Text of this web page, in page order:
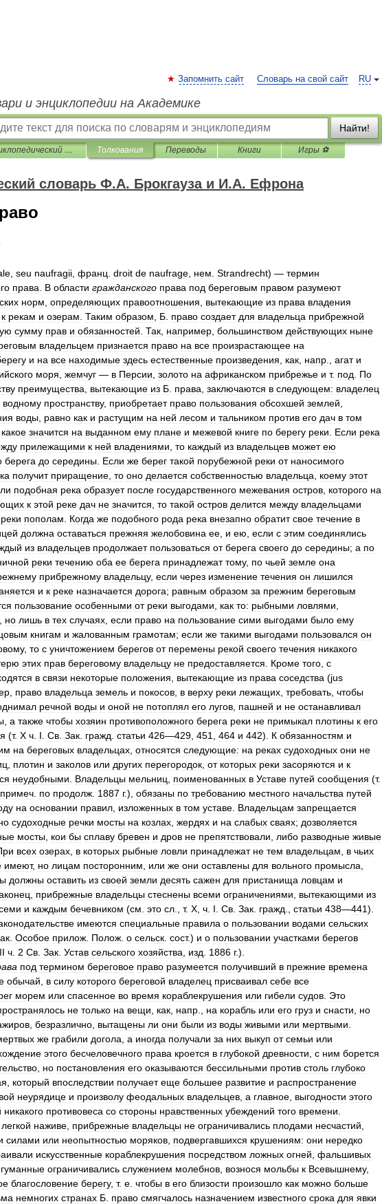
RU
Запомнить сайт Словарь на свой сайт
и энциклопедии на Академике
Найти!
Энциклопедический словарь Ф.А. Брокгауза и И.А. Ефрона Толкования Переводы Книги Игры ⚽
словарь Ф.А. Брокгауза и И.А. Ефрона
seu naufragii франц droit de naufrage нем Strandrecht) — термин
права В области гражданского права под береговым правом разумеют
норм определяющих правоотношения вытекающие из права владения
к рекам и озерам Таким образом Б право создает для владельца прибрежной
сумму прав и обязанностей Так например большинством действующих ныне
владельцем признается право на все произрастающее на
и на все находимые здесь естественные произведения как напр агат и
моря жемчуг — в Персии золото на африканском прибрежье и т. под
По
преимущества вытекающие из Б права заключаются в следующем: владелец
водному пространству, приобретает право пользования обсохшей землей
воды равно как и растущим на ней лесом и тальником против его дач в том
какое значится на выданном ему плане и межевой книге по берегу реки Если река
прилежащими к ней владениями то каждый из владельцев может ею
берега до середины Если же берег такой порубежной реки от наносимого
получит приращение то оно делается собственностью владельца коему этот
подобная река образует после государственного межевания остров которого на
к этой реке дач не значится то такой остров делится между владельцами
реки пополам Когда же подобного рода река внезапно обратит свое течение в
должна оставаться прежняя желобовина ее и ею если с этим соединялись
из владельцев продолжает пользоваться от берега своего до середины; а по
реки течению оба ее берега принадлежат тому, по чьей земле она
прибрежному владельцу, если через изменение течения он лишился
и к реке назначается дорога; равным образом за прежним береговым
пользование особенными от реки выгодами как то: рыбными ловлями
но лишь в тех случаях если право на пользование сими выгодами было ему
книгам и жалованным грамотам; если же такими выгодами пользовался он
, то с уничтожением берегов от перемены рекой своего течения никакого
этих прав береговому владельцу не предоставляется Кроме того с
в связи некоторые положения вытекающие из права соседства (jus
право владельца земель и покосов в верху реки лежащих требовать чтобы
речной воды и оной не потоплял его лугов пашней и не останавливал
а также чтобы хозяин противоположного берега реки не примыкал плотины к его
(т. Х ч I Св Зак гражд статьи 426—429 451 464 и 442). К обязанностям и
на береговых владельцах относятся следующие: на реках судоходных они не
плотин и заколов или других перегородок от которых реки засоряются и к
неудобными Владельцы мельниц поименованных в Уставе путей сообщения (т.
примеч по продолж 1887 г.), обязаны по требованию местного начальства путей
на основании правил изложенных в том уставе Владельцам запрещается
судоходные речки мосты на козлах жердях и на слабых сваях; дозволяется
мосты кои бы сплаву бревен и дров не препятствовали либо разводные живые
всех озерах в которых рыбные ловли принадлежат не тем владельцам в чьих
имеют, но лицам посторонним или же они оставлены для вольного промысла
должны оставить из своей земли десять сажен для пристанища ловцам и
прибрежные владельцы стеснены всеми ограничениями вытекающими из
и каждым бечевником (см это сл т. X ч I Св Зак гражд статьи 438—441).
имеются специальные правила о пользовании водами сельских
Особое прилож Полож о сельск сост.) и о пользовании участками берегов
ч 2 Св Зак Устав сельского хозяйства изд 1886 г.).
под термином береговое право разумеется получивший в прежние времена
обычай в силу которого береговой владелец присваивал себе все
морем или спасенное во время кораблекрушения или гибели судов Это
не только на вещи как напр на корабль или его груз и снасти
но
безразлично вытащены ли они были из воды живыми или мертвыми
же грабили догола а иногда получали за них выкуп от семьи или
этого бесчеловечного права кроется в глубокой древности с ним борется
но постановления его оказываются бессильными против столь глубоко
который впоследствии получает еще большее развитие и распространение
неурядице и произволу феодальных владельцев а главное выгодности этого
никакого противовеса со стороны нравственных убеждений того времени
легкой наживе прибрежные владельцы не ограничивались плодами несчастий
силами или неопытностью моряков подвергавшихся крушениям: они нередко
искусственные кораблекрушения посредством ложных огней фальшивых
гуманные ограничивались служением молебнов вознося мольбы к Всевышнему,
благословение берегу, т. е чтобы в его близости произошло как можно больше
немногих странах Б право смягчалось назначением известного срока для явки